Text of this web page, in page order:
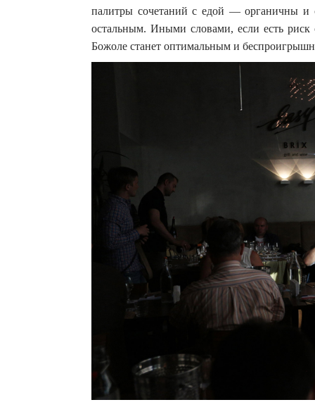
палитры сочетаний с едой — органичны
остальным. Иными словами, если есть
Божоле станет оптимальным и